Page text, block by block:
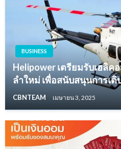
BUSINESS
Helipower เตรียมรับเฮลิค
ลำใหม่ เพื่อสนับสนุนการเ
CBNTEAM เมษายน 3, 2025